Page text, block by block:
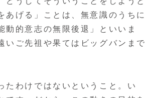
あげる」ことは、無意識のうちに
的意志の無限後退」といいま
いご先祖や果てはビッグバンまで
たわけではないということ。い